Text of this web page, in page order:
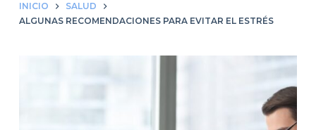
n
INICIO
SALUD
ALGUNAS RECOMENDACIONES PARA EVITAR EL ESTRÉS